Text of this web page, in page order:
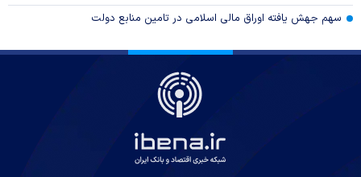
سهم جهش یافته اوراق مالی اسلامی در تامین منابع دولت